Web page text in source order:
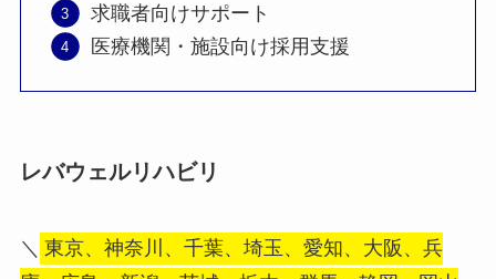
求職者向けサポート
医療機関・施設向け採用支援
レバウェルリハビリ
＼ 東京、神奈川、千葉、埼玉、愛知、大阪、兵